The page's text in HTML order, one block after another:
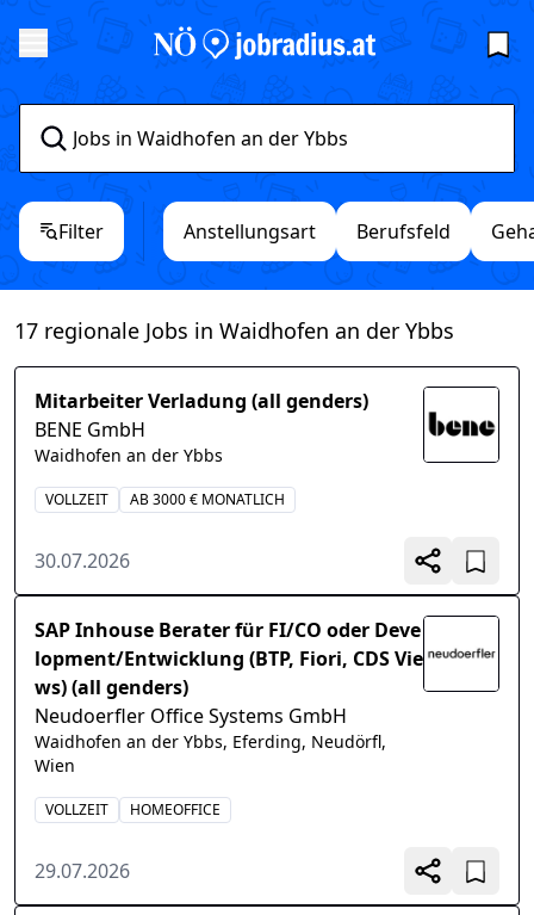
Filter Anstellungsart Berufsfeld
17 regionale Jobs in Waidhofen an der Ybbs
Mitarbeiter Verladung (all genders)
BENE GmbH
Waidhofen an der Ybbs
VOLLZEIT AB 3000 € MONATLICH
30.07.2026
SAP Inhouse Berater für FI/CO oder Deve
lopment/Entwicklung (BTP, Fiori, CDS Vie
ws) (all genders)
Neudoerfler Office Systems GmbH
Waidhofen an der Ybbs, Eferding, Neudörfl,
Wien
VOLLZEIT HOMEOFFICE
29.07.2026